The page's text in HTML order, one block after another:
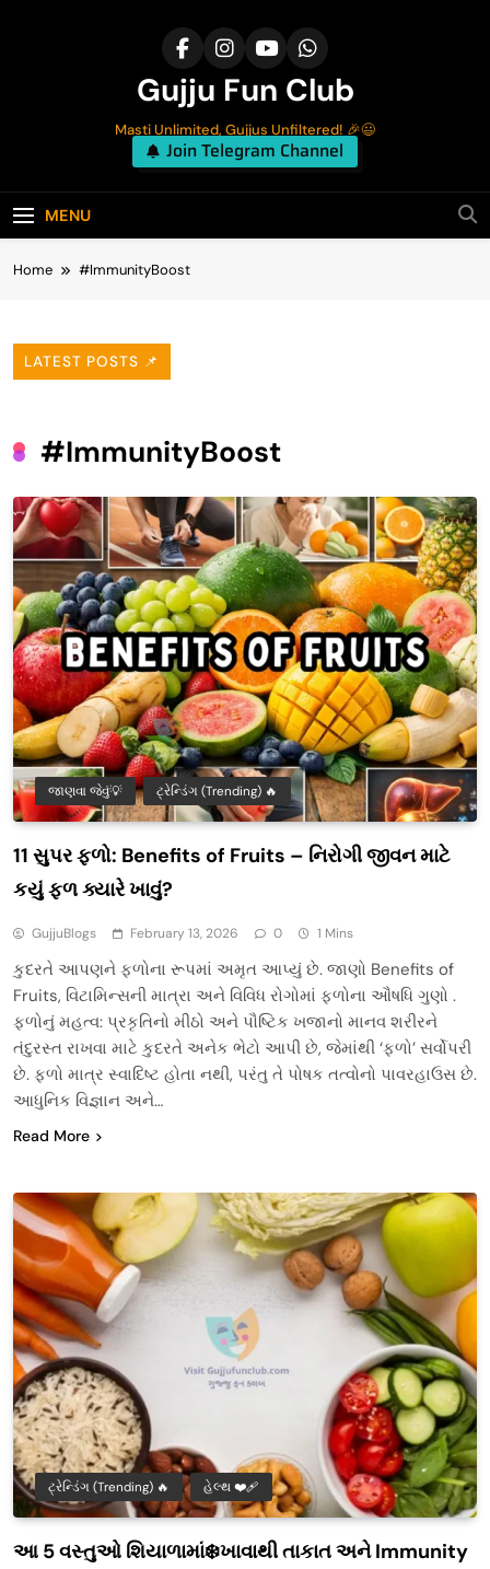
Gujju Fun Club
Masti Unlimited, Gujjus Unfiltered! 🎉😃
Join Telegram Channel
MENU
Home #ImmunityBoost
LATEST POSTS 📌
#ImmunityBoost
જાણવા જેવું💡 ટ્રેન્ડિંગ (Trending) 🔥
11 સુપર ફળો: Benefits of Fruits – નિરોગી જીવન માટે
કયું ફળ ક્યારે ખાવું?
GujjuBlogs February 13, 2026 0 1 Mins
કુદરતે આપણને ફળોના રૂપમાં અમૃત આપ્યું છે. જાણો Benefits of
Fruits, વિટામિન્સની માત્રા અને વિવિધ રોગોમાં ફળોના ઔષધિ ગુણો .
ફળોનું મહત્વ: પ્રકૃતિનો મીઠો અને પૌષ્ટિક ખજાનો માનવ શરીરને
તંદુરસ્ત રાખવા માટે કુદરતે અનેક ભેટો આપી છે, જેમાંથી ‘ફળો’ સર્વોપરી
છે. ફળો માત્ર સ્વાદિષ્ટ હોતા નથી, પરંતુ તે પોષક તત્વોનો પાવરહાઉસ છે.
આધુનિક વિજ્ઞાન અને…
Read More
ટ્રેન્ડિંગ (Trending) 🔥 હેલ્થ ❤️‍🩹
આ 5 વસ્તુઓ શિયાળામાં❄️ખાવાથી તાકાત અને Immunity